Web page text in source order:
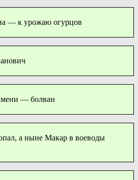
— к урожаю огурцов
— болван
а ныне Макар в воеводы